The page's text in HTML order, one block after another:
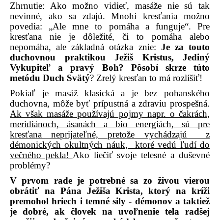
Zhrnutie: Ako možno vidieť, masáže nie sú tak
nevinné, ako sa zdajú. Mnohí kresťania možno
povedia: „Ale mne to pomáha a funguje“. Pre
kresťana nie je dôležité, či to pomáha alebo
nepomáha, ale základná otázka znie: Je za touto
duchovnou praktikou Ježiš Kristus, Jediný
Vykupiteľ a pravý Boh? Pôsobí skrze túto
metódu Duch Svätý? Zrelý kresťan to má rozlíšiť!
Pokiaľ je masáž klasická a je bez pohanského
duchovna, môže byť prípustná a zdraviu prospešná.
Ak však masáže používajú pojmy napr. o čakrách,
meridiánoch, ásanách a bio energiách, sú pre
kresťana neprijateľné, pretože vychádzajú z
démonických okultných náuk, ktoré vedú ľudí do
večného pekla! Ako liečiť svoje telesné a duševné
problémy?
V prvom rade je potrebné sa zo živou vierou
obrátiť na Pána Ježiša Krista, ktorý na kríži
premohol hriech i temné sily - démonov a taktiež
je dobré, ak človek na uvoľnenie tela radšej